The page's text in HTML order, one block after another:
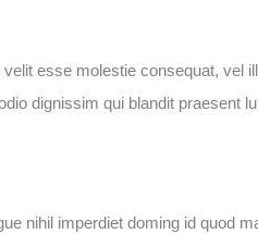
esse molestie consequat, vel
dignissim qui blandit praesent
nihil imperdiet doming id quod